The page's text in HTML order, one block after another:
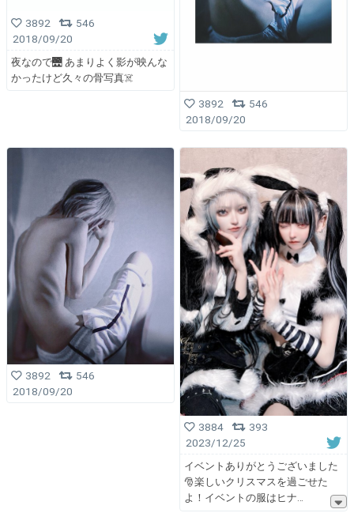
3892
546
2018/09/20
夜なので🌉 あまりよく影が映んな
かったけど久々の骨写真☠️
3892
546
2018/09/20
3892
546
2018/09/20
3884
393
2023/12/25
イベントありがとうございました
🎅楽しいクリスマスを過ごせた
よ！イベントの服はヒナ